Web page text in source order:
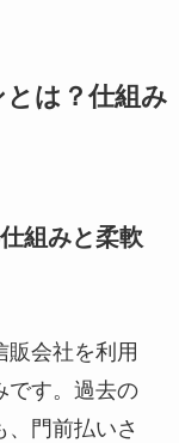
は？仕組み
組みと柔軟
販会社を利用
です。過去の
門前払いさ